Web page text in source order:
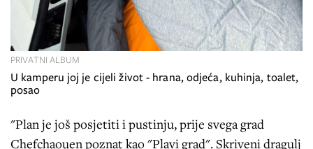
U kamperu joj je cijeli život - hrana, odjeća, kuhinja, toalet,
posao
PRIVATNI ALBUM
"Plan je još posjetiti i pustinju, prije svega grad
Chefchaouen poznat kao "Plavi grad". Skriveni dragulj